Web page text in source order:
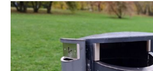
näkymiä. Se on julkaistu
www.tienpidonsuunnitelma.fi